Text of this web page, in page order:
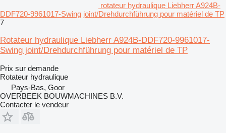
rotateur hydraulique Liebherr A924B-
DDF720-9961017-Swing joint/Drehdurchführung pour matériel de TP
7
Rotateur hydraulique Liebherr A924B-DDF720-9961017-
Swing joint/Drehdurchführung pour matériel de TP
Prix sur demande
Rotateur hydraulique
Pays-Bas, Goor
OVERBEEK BOUWMACHINES B.V.
Contacter le vendeur